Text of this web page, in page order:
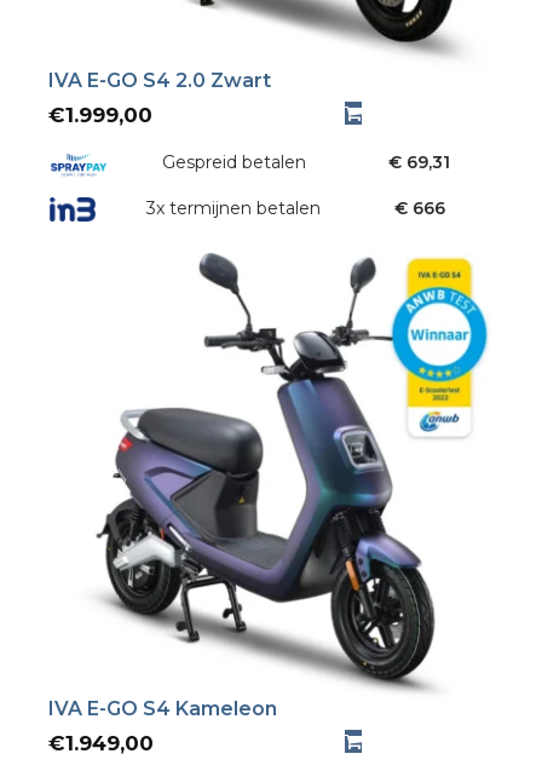
IVA E-GO S4 2.0 Zwart
€1.999,00
Gespreid betalen € 69,31
3x termijnen betalen € 666
IVA E-GO S4 Kameleon
€1.949,00